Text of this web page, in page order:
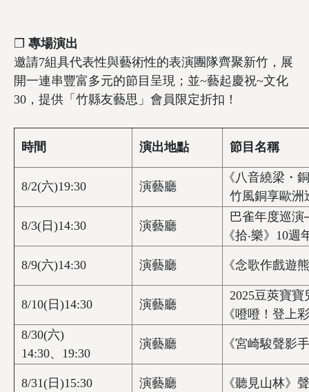
❒ 專場演出
邀請7組具代表性與藝術性的表演團隊齊聚新竹，展
開一連串豐富多元的節目呈現；並~藝起慶祝~文化
30，提供「竹縣友藝思」會員限定折扣！
時間 演出地點 節目名稱
8/2(六)19:30 演藝廳
《八音繞梁・
竹風銅享歐洲
8/3(日)14:30 演藝廳
巴雀年度巡演
《拾‧樂》10週
8/9(六)14:30 演藝廳 《念歌作戲遊
8/10(日)14:30 演藝廳
2025豆莢寶
《噔噔！登上
8/30(六)
14:30、19:30
演藝廳 《宮崎駿聲影
8/31(日)15:30 演藝廳 《聽見山林》